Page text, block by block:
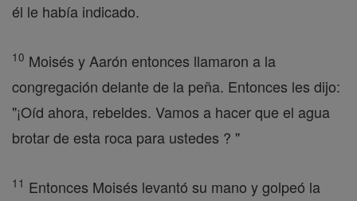
él le había indicado.
10 Moisés y Aarón entonces llamaron a la
congregación delante de la peña. Entonces les dijo:
"¡Oíd ahora, rebeldes. Vamos a hacer que el agua
brotar de esta roca para ustedes ? "
11 Entonces Moisés levantó su mano y golpeó la